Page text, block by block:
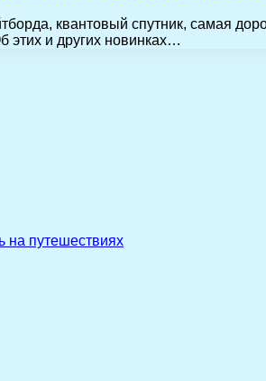
квантовый спутник, самая
этих и других новинках…
на путешествиях